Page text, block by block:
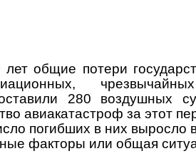
общие потери
280 воздушных
авиакатастроф за этот
погибших в них выросло
факторы или общая